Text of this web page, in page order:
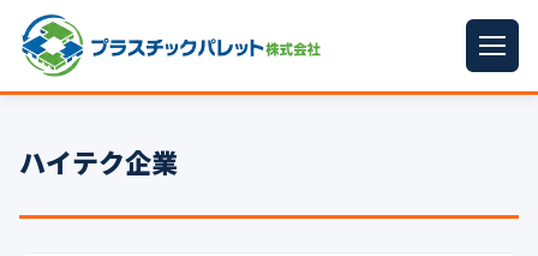
パレットサイズ
プラパレット ▼
ハイテク企業